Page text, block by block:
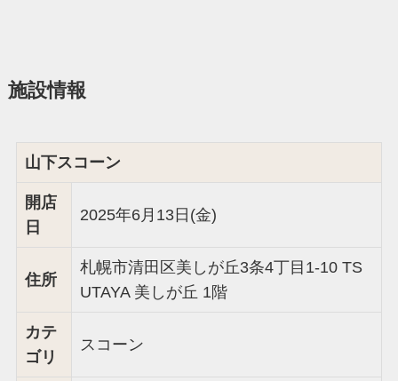
施設情報
山下スコーン
開店
日
2025年6月13日(金)
住所
札幌市清田区美しが丘3条4丁目1-10 TS
UTAYA 美しが丘 1階
カテ
ゴリ
スコーン